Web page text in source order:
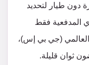
دون طيار لتحديد
المدفعية فقط
العالمي (جي بي إس)،
ثوان قليلة.